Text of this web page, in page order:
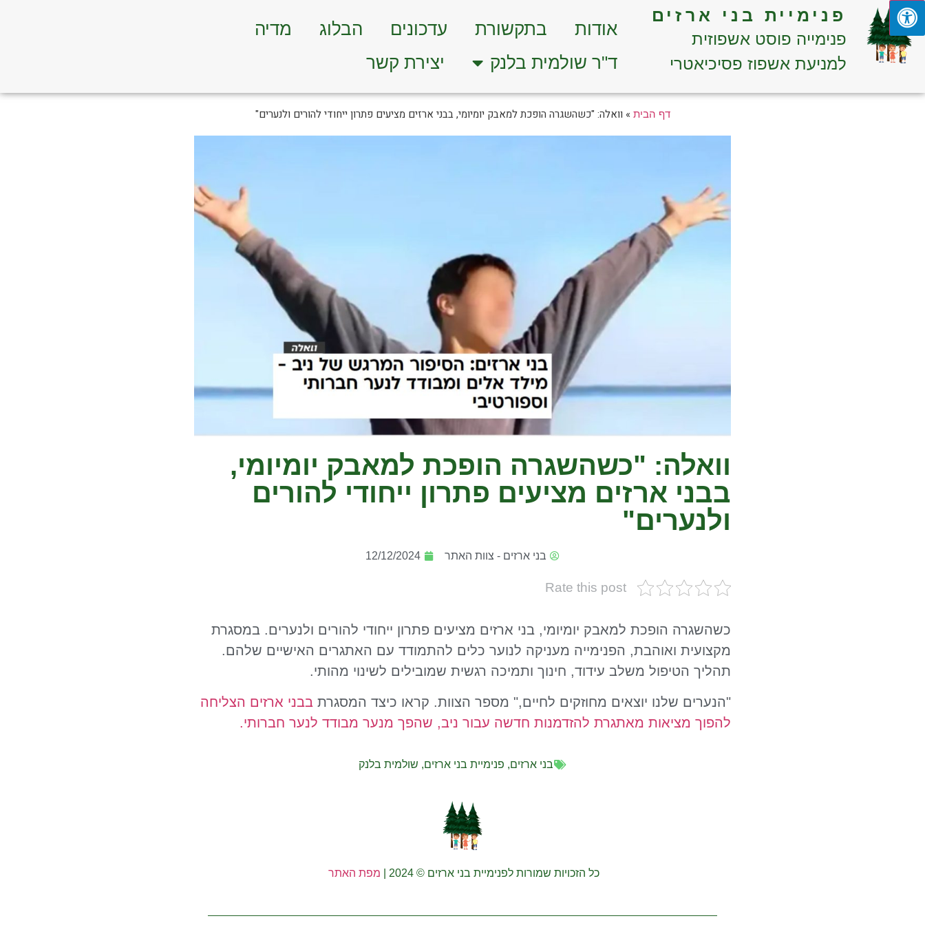
פנימיית בני ארזים
פנימייה פוסט אשפוזית
למניעת אשפוז פסיכיאטרי
אודות בתקשורת עדכונים הבלוג
מדיה
ד"ר שולמית בלנק
יצירת קשר
דף הבית » וואלה: "כשהשגרה הופכת למאבק יומיומי, בבני ארזים מציעים פתרון ייחודי להורים ולנערים"
וואלה: "כשהשגרה הופכת למאבק יומיומי,
בבני ארזים מציעים פתרון ייחודי להורים
ולנערים"
בני ארזים - צוות האתר 12/12/2024
Rate this post
כשהשגרה הופכת למאבק יומיומי, בני ארזים מציעים פתרון ייחודי להורים ולנערים. במסגרת
מקצועית ואוהבת, הפנימייה מעניקה לנוער כלים להתמודד עם האתגרים האישיים שלהם.
תהליך הטיפול משלב עידוד, חינוך ותמיכה רגשית שמובילים לשינוי מהותי.
"הנערים שלנו יוצאים מחוזקים לחיים," מספר הצוות. קראו כיצד המסגרת בבני ארזים הצליחה
להפוך מציאות מאתגרת להזדמנות חדשה עבור ניב, שהפך מנער מבודד לנער חברותי.
בני ארזים, פנימיית בני ארזים, שולמית בלנק
כל הזכויות שמורות לפנימיית בני ארזים © 2024 | מפת האתר